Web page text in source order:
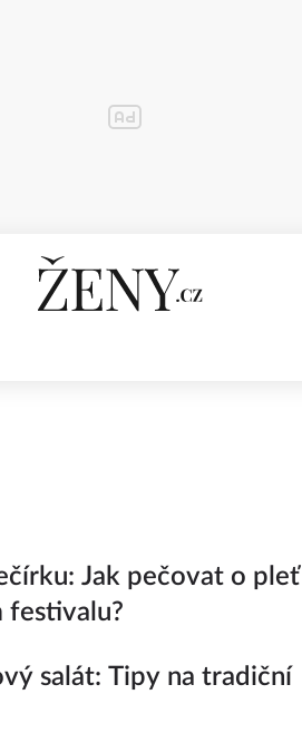
Jak pečovat o pleť
festivalu?
salát: Tipy na tradiční